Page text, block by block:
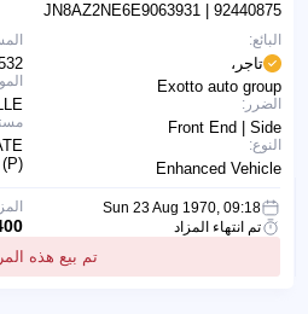
JN8AZ2NE6E9063931 | 92440875
mi
البائع:
تاجر،
Exotto auto group
الضرر:
Front End | Side
النوع:
Enhanced Vehicle
Sun 23 Aug 1970, 09:18
تم انتهاء المزاد
تم بيع هذه
USD